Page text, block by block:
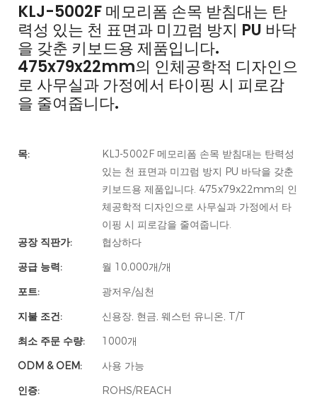
KLJ-5002F 메모리폼 손목 받침대는 탄
력성 있는 천 표면과 미끄럼 방지 PU 바닥
을 갖춘 키보드용 제품입니다.
475x79x22mm의 인체공학적 디자인으
로 사무실과 가정에서 타이핑 시 피로감
을 줄여줍니다.
목:
KLJ-5002F 메모리폼 손목 받침대는 탄력성
있는 천 표면과 미끄럼 방지 PU 바닥을 갖춘
키보드용 제품입니다. 475x79x22mm의 인
체공학적 디자인으로 사무실과 가정에서 타
이핑 시 피로감을 줄여줍니다.
공장 직판가:
협상하다
공급 능력:
월 10,000개/개
포트:
광저우/심천
지불 조건:
신용장, 현금, 웨스턴 유니온, T/T
최소 주문 수량:
1000개
ODM & OEM:
사용 가능
인증:
ROHS/REACH